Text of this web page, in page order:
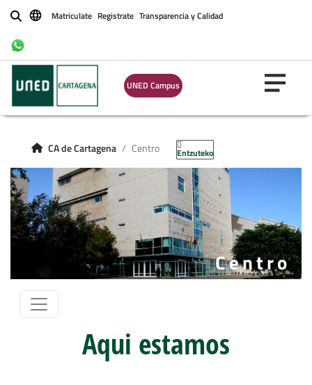
BuscarMatriculate Registrate Transparencia y Calidad
UNED Campus
CA de Cartagena Centro Entzuteko
Centro
Aqui estamos